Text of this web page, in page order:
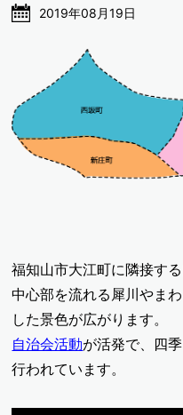
2019年08月19日
福知山市大江町に隣接する
中心部を流れる犀川やま
した景色が広がります。
自治会活動が活発で、四
行われています。